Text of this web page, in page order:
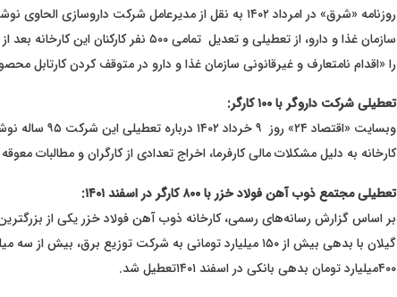
روزنامه «شرق» در امرداد ۱۴۰۲ به نقل از مدیرعامل شرکت
را «اقدام نامتعارف و غیرقانونی سازمان غذا و دارو در متوقف کردن کارتابل
تعطیلی شرکت داروگر با ۱۰۰ کارگر:
وبسایت «اقتصاد
کارخانه به دلیل مشکلات مالی کارفرما، اخراج تعدادی از کارگران و مطالبات معوقه ۴ ماهه حدود ۱۰۰ کارگر بوده است.»
تعطیلی مجتمع ذوب آهن فولاد خزر با ۸۰۰ کارگر در اسفند ۱۴۰۱:
بر اساس گزارش رسانه‌های رسمی، کارخانه ذوب آهن فولاد خزر یکی از
گیلان با بدهی بیش از ۱۵۰ میلیارد تومانی به شرکت توزیع برق،
۴۰۰‌میلیارد تومان‌ بدهی بانکی در اسفند ۱۴۰۱تعطیل شد.